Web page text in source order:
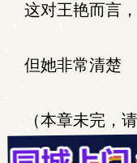
这对王艳而言，
但她非常清楚
（本章未完，请